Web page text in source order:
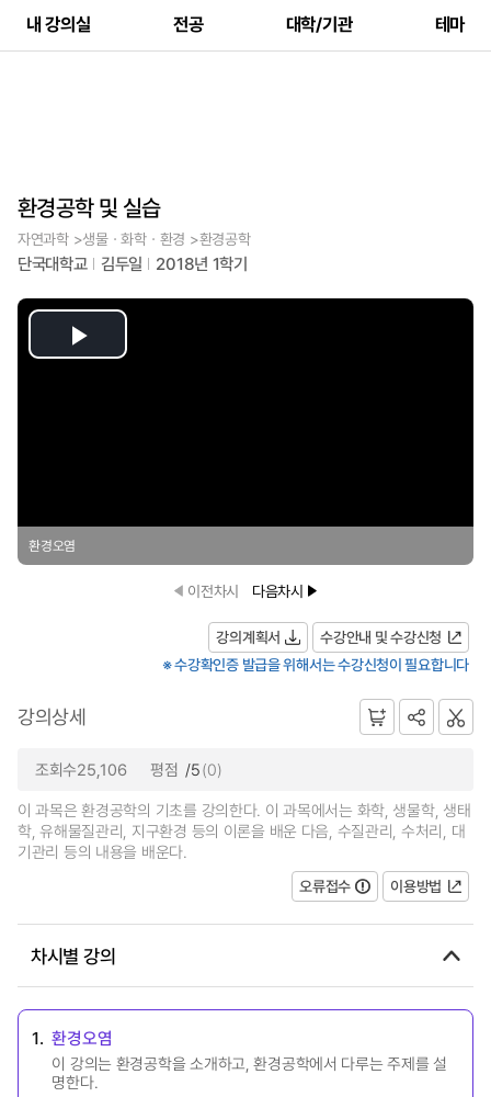
내 강의실 전공 대학/기관 테마
환경공학 및 실습
자연과학 >생물ㆍ화학ㆍ환경 >환경공학
단국대학교 김두일 2018년 1학기
Play
환경오염
이전차시 다음차시
강의계획서
수강안내 및 수강신청
※ 수강확인증 발급을 위해서는 수강신청이 필요합니다
강의상세
조회수25,106 평점 /5(0)
이 과목은 환경공학의 기초를 강의한다. 이 과목에서는 화학, 생물학, 생태
학, 유해물질관리, 지구환경 등의 이론을 배운 다음, 수질관리, 수처리, 대
기관리 등의 내용을 배운다.
오류접수
이용방법
차시별 강의
1. 환경오염
이 강의는 환경공학을 소개하고, 환경공학에서 다루는 주제를 설
명한다.